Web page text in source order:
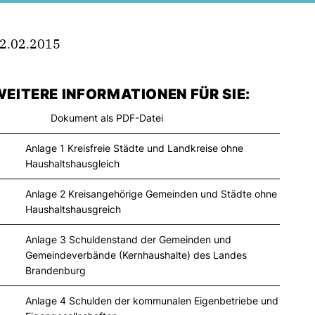
INFORMATIONEN FÜR SIE:
Dokument als PDF-Datei
Anlage 1 Kreisfreie Städte und Landkreise ohne
Haushaltshausgleich
Anlage 2 Kreisangehörige Gemeinden und Städte ohne
Haushaltshausgreich
Anlage 3 Schuldenstand der Gemeinden und
Gemeindeverbände (Kernhaushalte) des Landes
Brandenburg
Anlage 4 Schulden der kommunalen Eigenbetriebe und